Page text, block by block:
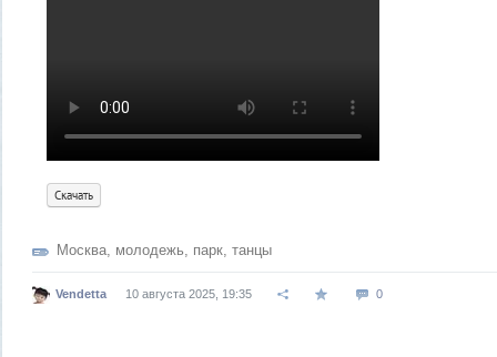
Скачать
Москва молодежь парк танцы
Vendetta 10 августа 2025, 19:35 0